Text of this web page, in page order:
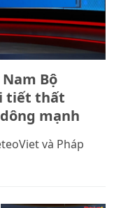
Bộ
tiết thất
mạnh
và Pháp